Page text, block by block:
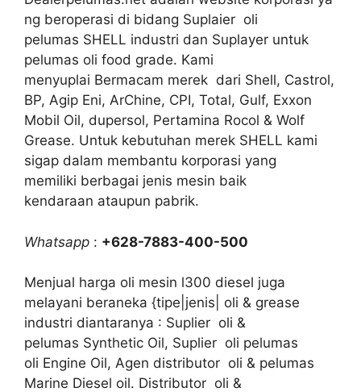
ng beroperasi di bidang Suplaier oli
pelumas SHELL industri dan Suplayer untuk
pelumas oli food grade. Kami
menyuplai Bermacam merek dari Shell, Castrol,
BP, Agip Eni, ArChine, CPI, Total, Gulf, Exxon
Mobil Oil, dupersol, Pertamina Rocol & Wolf
Grease. Untuk kebutuhan merek SHELL kami
sigap dalam membantu korporasi yang
memiliki berbagai jenis mesin baik
kendaraan ataupun pabrik.
Whatsapp : +628-7883-400-500
Menjual harga oli mesin l300 diesel juga
melayani beraneka {tipe|jenis| oli & grease
industri diantaranya : Suplier oli &
pelumas Synthetic Oil, Suplier oli pelumas
oli Engine Oil, Agen distributor oli & pelumas
Marine Diesel oil. Distributor oli &